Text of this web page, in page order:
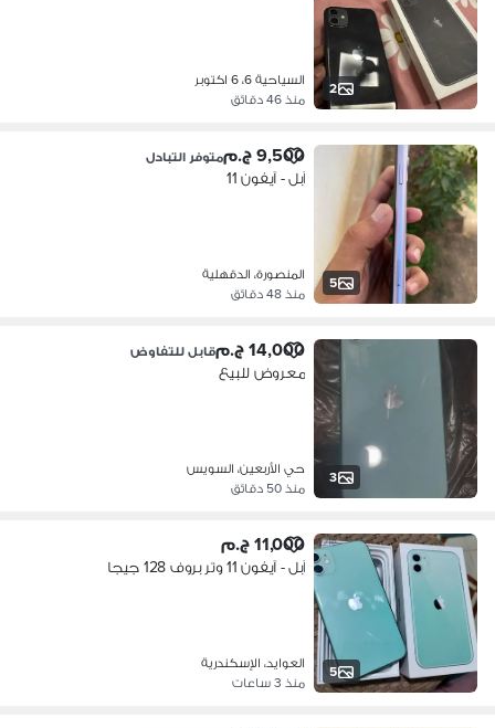
2
السياحية 6، 6 اكتوبر
منذ 46 دقائق
5
9,500 ج.م متوفر التبادل
آبل - آيفون 11
المنصورة، الدقهلية
منذ 48 دقائق
3
14,000 ج.م قابل للتفاوض
معروض للبيع
حي الأربعين، السويس
منذ 50 دقائق
5
11,000 ج.م
آبل - آيفون 11 وتر بروف 128 جيجا
العوايد، الإسكندرية
منذ 3 ساعات